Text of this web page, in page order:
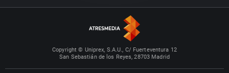
Copyright © Uniprex, S.A.U., C/ Fuerteventura 12
San Sebastián de los Reyes, 28703 Madrid